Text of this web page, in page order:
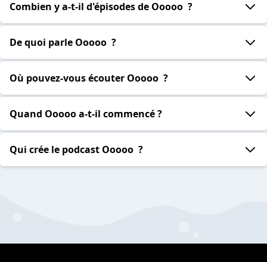
Combien y a-t-il d'épisodes de Ooooo ?
De quoi parle Ooooo ?
Où pouvez-vous écouter Ooooo ?
Quand Ooooo a-t-il commencé ?
Qui crée le podcast Ooooo ?